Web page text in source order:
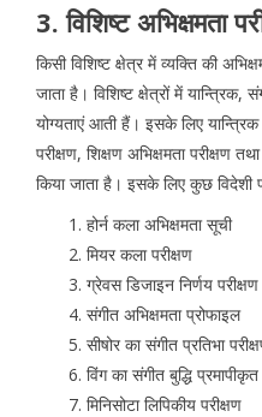
3. विशिष्ट अभिक्षमता
किसी विशिष्ट क्षेत्र में व्यक्ति की
जाता है। विशिष्ट क्षेत्रों में यान्त्रिक,
योग्यताएं आती हैं। इसके लिए यान्त्रिक
परीक्षण, शिक्षण अभिक्षमता परीक्षण
किया जाता है। इसके लिए कुछ विदेशी
होर्न कला अभिक्षमता सूची
मियर कला परीक्षण
ग्रेवस डिजाइन निर्णय परीक्षण
संगीत अभिक्षमता प्रोफाइल
सीषोर का संगीत प्रतिभा
विंग का संगीत बुद्धि प्रमापीकृत
मिनिसोटा लिपिकीय परीक्षण